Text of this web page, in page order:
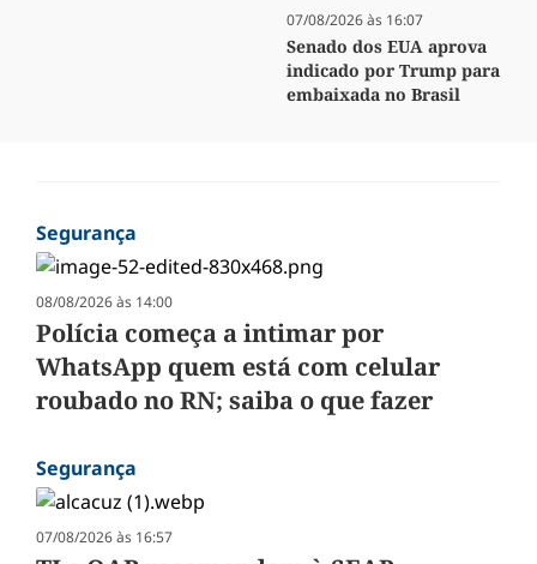
07/08/2026 às 16:07
Senado dos EUA aprova
indicado por Trump para
embaixada no Brasil
Segurança
08/08/2026 às 14:00
Polícia começa a intimar por
WhatsApp quem está com celular
roubado no RN; saiba o que fazer
Segurança
07/08/2026 às 16:57